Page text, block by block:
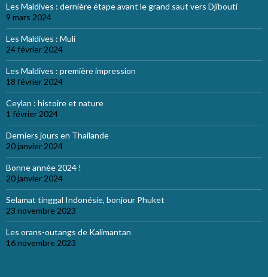
Les Maldives : dernière étape avant le grand saut vers Djibouti
9 mars 2024
Les Maldives : Muli
24 février 2024
Les Maldives : première impression
18 février 2024
Ceylan : histoire et nature
1 février 2024
Derniers jours en Thailande
20 janvier 2024
Bonne année 2024 !
20 janvier 2024
Selamat tinggal Indonésie, bonjour Phuket
23 novembre 2023
Les orans-outangs de Kalimantan
16 novembre 2023